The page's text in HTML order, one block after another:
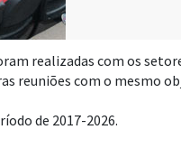
realizadas com os
reuniões com o mesmo
de 2017-2026.